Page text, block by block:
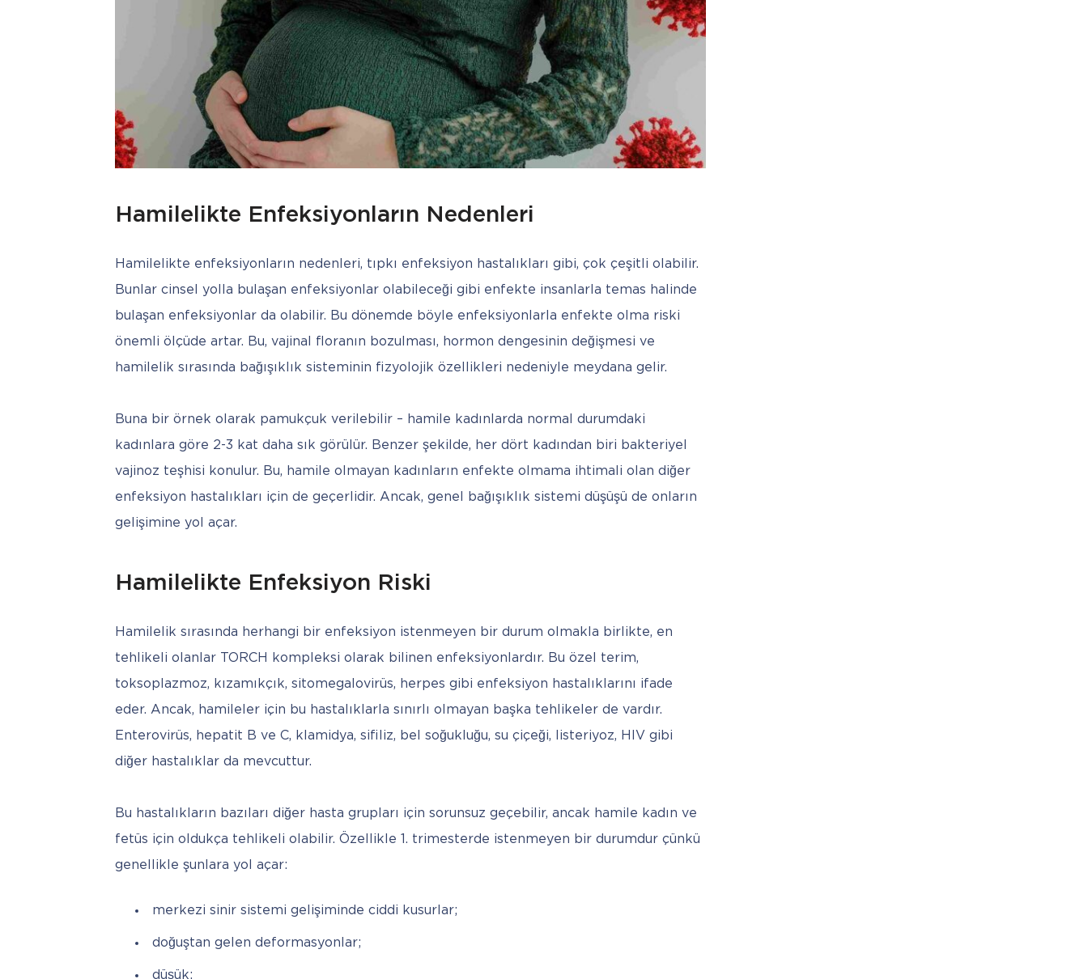
Hamilelikte Enfeksiyonların Nedenleri
Hamilelikte enfeksiyonların nedenleri, tıpkı enfeksiyon hastalıkları gibi, çok çeşitli olabilir.
Bunlar cinsel yolla bulaşan enfeksiyonlar olabileceği gibi enfekte insanlarla temas halinde
bulaşan enfeksiyonlar da olabilir. Bu dönemde böyle enfeksiyonlarla enfekte olma riski
önemli ölçüde artar. Bu, vajinal floranın bozulması, hormon dengesinin değişmesi ve
hamilelik sırasında bağışıklık sisteminin fizyolojik özellikleri nedeniyle meydana gelir.
Buna bir örnek olarak pamukçuk verilebilir – hamile kadınlarda normal durumdaki
kadınlara göre 2-3 kat daha sık görülür. Benzer şekilde, her dört kadından biri bakteriyel
vajinoz teşhisi konulur. Bu, hamile olmayan kadınların enfekte olmama ihtimali olan diğer
enfeksiyon hastalıkları için de geçerlidir. Ancak, genel bağışıklık sistemi düşüşü de onların
gelişimine yol açar.
Hamilelikte Enfeksiyon Riski
Hamilelik sırasında herhangi bir enfeksiyon istenmeyen bir durum olmakla birlikte, en
tehlikeli olanlar TORCH kompleksi olarak bilinen enfeksiyonlardır. Bu özel terim,
toksoplazmoz, kızamıkçık, sitomegalovirüs, herpes gibi enfeksiyon hastalıklarını ifade
eder. Ancak, hamileler için bu hastalıklarla sınırlı olmayan başka tehlikeler de vardır.
Enterovirüs, hepatit B ve C, klamidya, sifiliz, bel soğukluğu, su çiçeği, listeriyoz, HIV gibi
diğer hastalıklar da mevcuttur.
Bu hastalıkların bazıları diğer hasta grupları için sorunsuz geçebilir, ancak hamile kadın ve
fetüs için oldukça tehlikeli olabilir. Özellikle 1. trimesterde istenmeyen bir durumdur çünkü
genellikle şunlara yol açar:
merkezi sinir sistemi gelişiminde ciddi kusurlar;
doğuştan gelen deformasyonlar;
düşük;